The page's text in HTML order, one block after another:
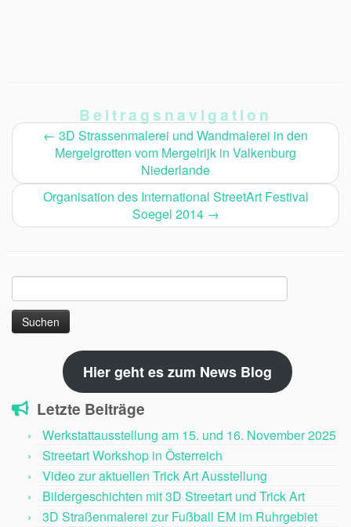
Beitragsnavigation
← 3D Strassenmalerei und Wandmalerei in den
Mergelgrotten vom Mergelrijk in Valkenburg
Niederlande
Organisation des International StreetArt Festival
Soegel 2014 →
nach:
Hier geht es zum News Blog
Letzte Beiträge
Werkstattausstellung am 15. und 16. November 2025
Streetart Workshop in Österreich
Video zur aktuellen Trick Art Ausstellung
Bildergeschichten mit 3D Streetart und Trick Art
3D Straßenmalerei zur Fußball EM im Ruhrgebiet